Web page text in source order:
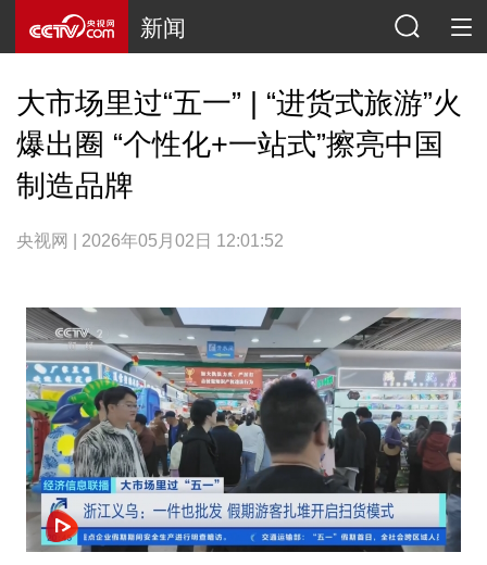
新闻
大市场里过“五一” | “进货式旅游”火
爆出圈 “个性化+一站式”擦亮中国
制造品牌
央视网 | 2026年05月02日 12:01:52